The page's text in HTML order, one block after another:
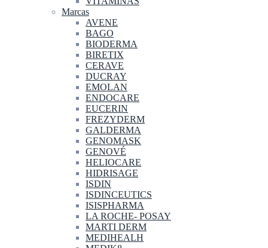
Marcas
AVENE
BAGO
BIODERMA
BIRETIX
CERAVE
DUCRAY
EMOLAN
ENDOCARE
EUCERIN
FREZYDERM
GALDERMA
GENOMASK
GENOVÉ
HELIOCARE
HIDRISAGE
ISDIN
ISDINCEUTICS
ISISPHARMA
LA ROCHE- POSAY
MARTI DERM
MEDIHEALH